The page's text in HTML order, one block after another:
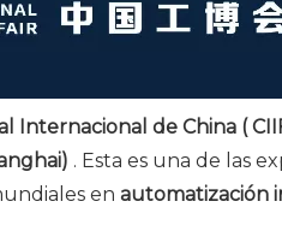
Internacional de China (
. Esta es una de las
en automatización